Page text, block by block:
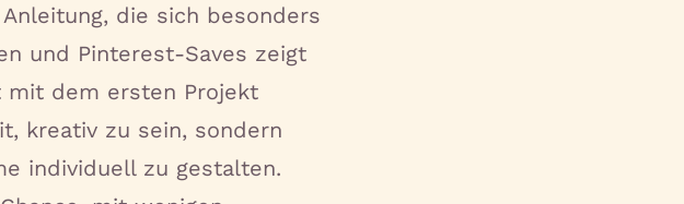
die sich besonders
und Pinterest-Saves zeigt
mit dem ersten Projekt
kreativ zu sein, sondern
individuell zu gestalten.